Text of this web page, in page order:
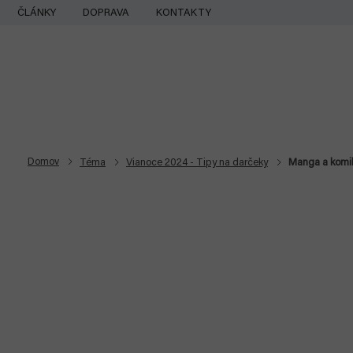
Prejsť
ČLÁNKY DOPRAVA KONTAKTY
Domov Téma Vianoce 2024 - Tipy na darčeky Manga a